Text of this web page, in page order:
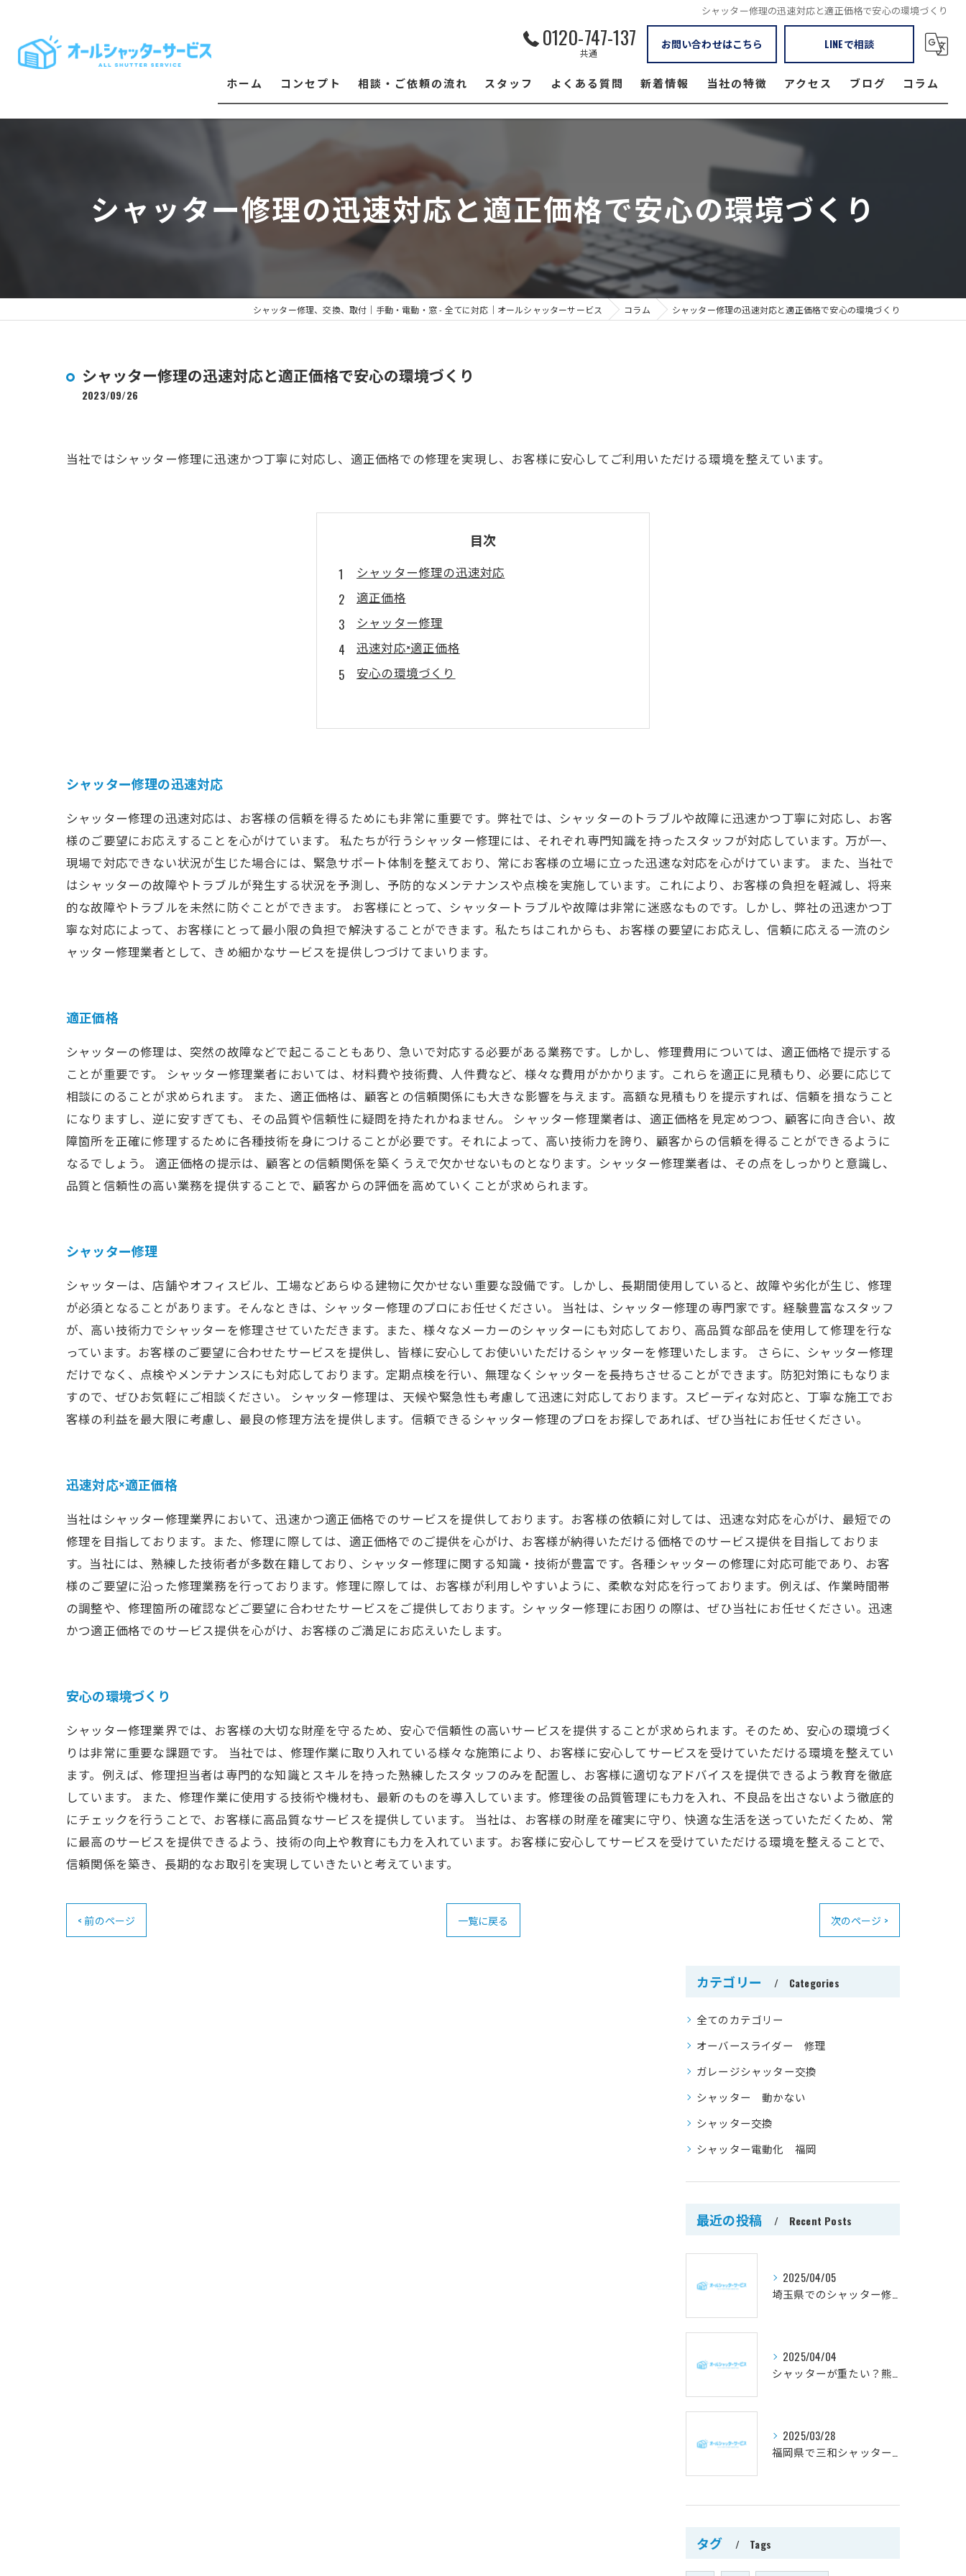
シャッター修理の迅速対応と適正価格で安心の環境づくり
0120-747-137
共通
お問い合わせはこちら LINEで相談
ホーム コンセプト 相談‧ご依頼の流れ スタッフ よくある質問 新着情報 当社の特徴
ガレージ
倉庫
店舗
アクセス
上野営業所
日本橋営業所
ブログ コラム
シャッター修理の迅速対応と適正価格で安心の環境づくり
シャッター修理、交換、取付｜手動・電動・窓 - 全てに対応｜オールシャッターサービス コラム シャッター修理の迅速対応と適正価格で安心の環境づくり
シャッター修理の迅速対応と適正価格で安心の環境づくり
2023/09/26
当社ではシャッター修理に迅速かつ丁寧に対応し、適正価格での修理を実現し、お客様に安心してご利用いただける環境を整えています。
目次
シャッター修理の迅速対応
適正価格
シャッター修理
迅速対応×適正価格
安心の環境づくり
シャッター修理の迅速対応
シャッター修理の迅速対応は、お客様の信頼を得るためにも非常に重要です。弊社では、シャッターのトラブルや故障に迅速かつ丁寧に対応し、お客
様のご要望にお応えすることを心がけています。 私たちが行うシャッター修理には、それぞれ専門知識を持ったスタッフが対応しています。万が一、
現場で対応できない状況が生じた場合には、緊急サポート体制を整えており、常にお客様の立場に立った迅速な対応を心がけています。 また、当社で
はシャッターの故障やトラブルが発生する状況を予測し、予防的なメンテナンスや点検を実施しています。これにより、お客様の負担を軽減し、将来
的な故障やトラブルを未然に防ぐことができます。 お客様にとって、シャッタートラブルや故障は非常に迷惑なものです。しかし、弊社の迅速かつ丁
寧な対応によって、お客様にとって最小限の負担で解決することができます。私たちはこれからも、お客様の要望にお応えし、信頼に応える一流のシ
ャッター修理業者として、きめ細かなサービスを提供しつづけてまいります。
適正価格
シャッターの修理は、突然の故障などで起こることもあり、急いで対応する必要がある業務です。しかし、修理費用については、適正価格で提示する
ことが重要です。 シャッター修理業者においては、材料費や技術費、人件費など、様々な費用がかかります。これらを適正に見積もり、必要に応じて
相談にのることが求められます。 また、適正価格は、顧客との信頼関係にも大きな影響を与えます。高額な見積もりを提示すれば、信頼を損なうこと
になりますし、逆に安すぎても、その品質や信頼性に疑問を持たれかねません。 シャッター修理業者は、適正価格を見定めつつ、顧客に向き合い、故
障箇所を正確に修理するために各種技術を身につけることが必要です。それによって、高い技術力を誇り、顧客からの信頼を得ることができるように
なるでしょう。 適正価格の提示は、顧客との信頼関係を築くうえで欠かせないものとなります。シャッター修理業者は、その点をしっかりと意識し、
品質と信頼性の高い業務を提供することで、顧客からの評価を高めていくことが求められます。
シャッター修理
シャッターは、店舗やオフィスビル、工場などあらゆる建物に欠かせない重要な設備です。しかし、長期間使用していると、故障や劣化が生じ、修理
が必須となることがあります。そんなときは、シャッター修理のプロにお任せください。 当社は、シャッター修理の専門家です。経験豊富なスタッフ
が、高い技術力でシャッターを修理させていただきます。また、様々なメーカーのシャッターにも対応しており、高品質な部品を使用して修理を行な
っています。お客様のご要望に合わせたサービスを提供し、皆様に安心してお使いいただけるシャッターを修理いたします。 さらに、シャッター修理
だけでなく、点検やメンテナンスにも対応しております。定期点検を行い、無理なくシャッターを長持ちさせることができます。防犯対策にもなりま
すので、ぜひお気軽にご相談ください。 シャッター修理は、天候や緊急性も考慮して迅速に対応しております。スピーディな対応と、丁寧な施工でお
客様の利益を最大限に考慮し、最良の修理方法を提供します。信頼できるシャッター修理のプロをお探しであれば、ぜひ当社にお任せください。
迅速対応×適正価格
当社はシャッター修理業界において、迅速かつ適正価格でのサービスを提供しております。お客様の依頼に対しては、迅速な対応を心がけ、最短での
修理を目指しております。また、修理に際しては、適正価格でのご提供を心がけ、お客様が納得いただける価格でのサービス提供を目指しておりま
す。当社には、熟練した技術者が多数在籍しており、シャッター修理に関する知識・技術が豊富です。各種シャッターの修理に対応可能であり、お客
様のご要望に沿った修理業務を行っております。修理に際しては、お客様が利用しやすいように、柔軟な対応を行っております。例えば、作業時間帯
の調整や、修理箇所の確認などご要望に合わせたサービスをご提供しております。シャッター修理にお困りの際は、ぜひ当社にお任せください。迅速
かつ適正価格でのサービス提供を心がけ、お客様のご満足にお応えいたします。
安心の環境づくり
シャッター修理業界では、お客様の大切な財産を守るため、安心で信頼性の高いサービスを提供することが求められます。そのため、安心の環境づく
りは非常に重要な課題です。 当社では、修理作業に取り入れている様々な施策により、お客様に安心してサービスを受けていただける環境を整えてい
ます。例えば、修理担当者は専門的な知識とスキルを持った熟練したスタッフのみを配置し、お客様に適切なアドバイスを提供できるよう教育を徹底
しています。 また、修理作業に使用する技術や機材も、最新のものを導入しています。修理後の品質管理にも力を入れ、不良品を出さないよう徹底的
にチェックを行うことで、お客様に高品質なサービスを提供しています。 当社は、お客様の財産を確実に守り、快適な生活を送っていただくため、常
に最高のサービスを提供できるよう、技術の向上や教育にも力を入れています。お客様に安心してサービスを受けていただける環境を整えることで、
信頼関係を築き、長期的なお取引を実現していきたいと考えています。
< 前のページ 一覧に戻る 次のページ >
カテゴリー Categories
全てのカテゴリー
オーバースライダー 修理
ガレージシャッター交換
シャッター 動かない
シャッター交換
シャッター電動化 福岡
最近の投稿 Recent Posts
2025/04/05
埼玉県でのシャッター修理: 優良業者の選び方と費用の目安
2025/04/04
シャッターが重たい？熊本県での最適な修理方法とおすすめ業者
2025/03/28
福岡県で三和シャッター修理を依頼する際の成功ガイド：信頼できる業者の選び方と費用の抑え方
タグ Tags